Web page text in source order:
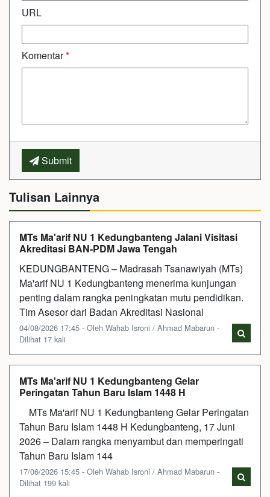
URL
Komentar*
Submit
Tulisan Lainnya
MTs Ma'arif NU 1 Kedungbanteng Jalani Visitasi
Akreditasi BAN-PDM Jawa Tengah
KEDUNGBANTENG – Madrasah Tsanawiyah (MTs)
Ma'arif NU 1 Kedungbanteng menerima kunjungan
penting dalam rangka peningkatan mutu pendidikan.
Tim Asesor dari Badan Akreditasi Nasional
04/08/2026 17:45 - Oleh Wahab Isroni / Ahmad Mabarun -
Dilihat 17 kali
MTs Ma'arif NU 1 Kedungbanteng Gelar
Peringatan Tahun Baru Islam 1448 H
MTs Ma'arif NU 1 Kedungbanteng Gelar Peringatan
Tahun Baru Islam 1448 H Kedungbanteng, 17 Juni
2026 – Dalam rangka menyambut dan memperingati
Tahun Baru Islam 144
17/06/2026 15:45 - Oleh Wahab Isroni / Ahmad Mabarun -
Dilihat 199 kali